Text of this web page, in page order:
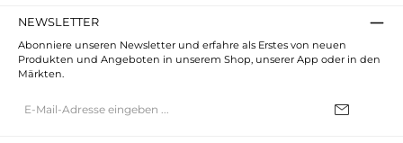
NEWSLETTER
Abonniere unseren Newsletter und erfahre als Erstes von neuen
Produkten und Angeboten in unserem Shop, unserer App oder in den
Märkten.
Mail-